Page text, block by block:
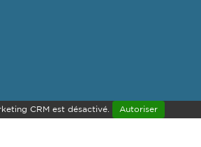
CRM est désactivé. Autoriser